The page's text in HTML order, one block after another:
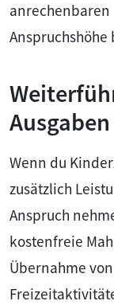
Ausgaben
Wenn du
zusätzlich
Anspruch
kostenfreie
Übernahme